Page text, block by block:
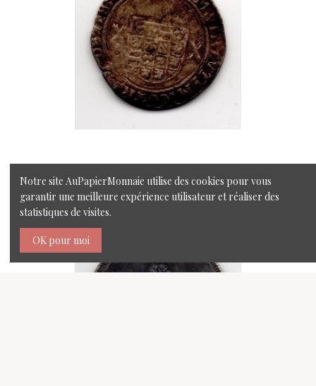
Patard Argent - Philippe Le Beau
Notre site AuPapierMonnaie utilise des cookies pour vous
garantir une meilleure expérience utilisateur et réaliser des
statistiques de visites.
OK pour moi